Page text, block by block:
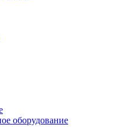
оборудование